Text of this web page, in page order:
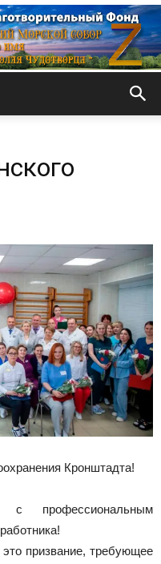
Кронштадта!
с профессиональным
призвание, требующее